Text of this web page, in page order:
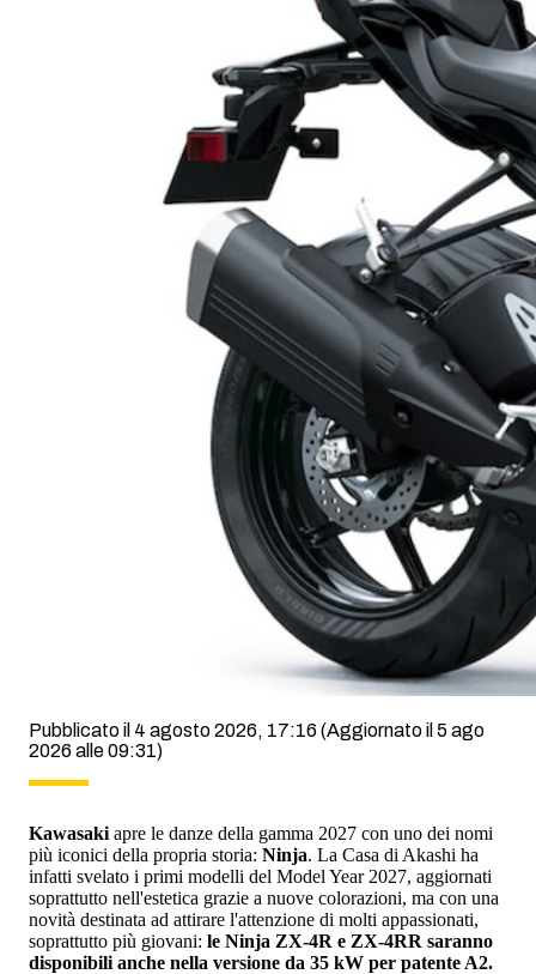
Pubblicato il 4 agosto 2026, 17:16 (Aggiornato il 5 ago
2026 alle 09:31)
Kawasaki apre le danze della gamma 2027 con uno dei nomi
più iconici della propria storia: Ninja. La Casa di Akashi ha
infatti svelato i primi modelli del Model Year 2027, aggiornati
soprattutto nell'estetica grazie a nuove colorazioni, ma con una
novità destinata ad attirare l'attenzione di molti appassionati,
soprattutto più giovani: le Ninja ZX-4R e ZX-4RR saranno
disponibili anche nella versione da 35 kW per patente A2.